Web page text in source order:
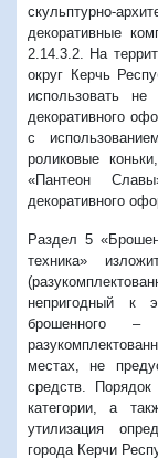
скульптурно-
декоративные
2.14.3.2. На
округ Керчь
использовать
декоративного
с
роликовые
«Пантеон
декоративного
Раздел 5
техника»
непригодный к
брошенного –
местах, не
средств.
категории, а
утилизация
города Керчи